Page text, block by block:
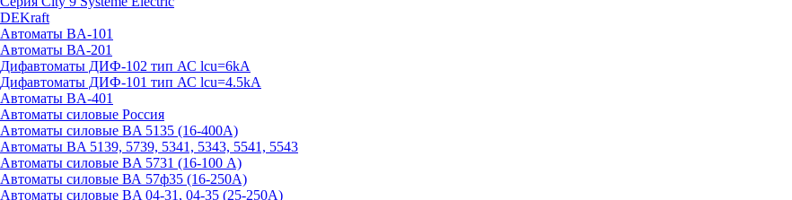
DEKraft
Автоматы BA-101
Автоматы ВА-201
Дифавтоматы ДИФ-102 тип АС lcu=6kA
Дифавтоматы ДИФ-101 тип АС lcu=4.5kA
Автоматы BA-401
Автоматы силовые Россия
Автоматы силовые BA 5135 (16-400А)
Автоматы BA 5139, 5739, 5341, 5343, 5541, 5543
Автоматы силовые BA 5731 (16-100 А)
Автоматы силовые ВА 57ф35 (16-250А)
Автоматы силовые BA 04-31, 04-35 (25-250А)